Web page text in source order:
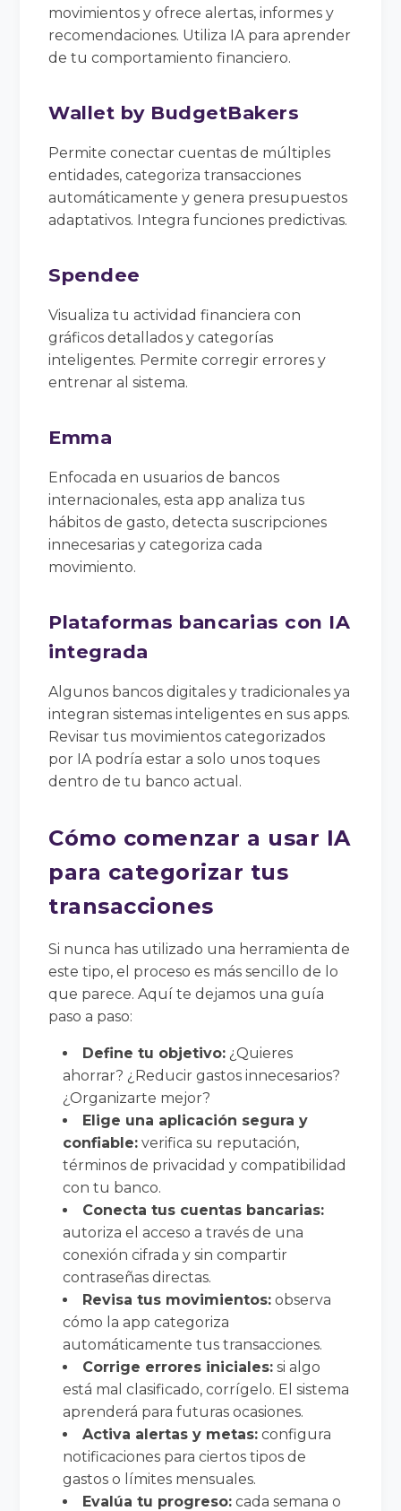
movimientos y ofrece alertas, informes y
recomendaciones. Utiliza IA para aprender
de tu comportamiento financiero.
Wallet by BudgetBakers
Permite conectar cuentas de múltiples
entidades, categoriza transacciones
automáticamente y genera presupuestos
adaptativos. Integra funciones predictivas.
Spendee
Visualiza tu actividad financiera con
gráficos detallados y categorías
inteligentes. Permite corregir errores y
entrenar al sistema.
Emma
Enfocada en usuarios de bancos
internacionales, esta app analiza tus
hábitos de gasto, detecta suscripciones
innecesarias y categoriza cada
movimiento.
Plataformas bancarias con IA
integrada
Algunos bancos digitales y tradicionales ya
integran sistemas inteligentes en sus apps.
Revisar tus movimientos categorizados
por IA podría estar a solo unos toques
dentro de tu banco actual.
Cómo comenzar a usar IA
para categorizar tus
transacciones
Si nunca has utilizado una herramienta de
este tipo, el proceso es más sencillo de lo
que parece. Aquí te dejamos una guía
paso a paso:
Define tu objetivo: ¿Quieres
ahorrar? ¿Reducir gastos innecesarios?
¿Organizarte mejor?
Elige una aplicación segura y
confiable: verifica su reputación,
términos de privacidad y compatibilidad
con tu banco.
Conecta tus cuentas bancarias:
autoriza el acceso a través de una
conexión cifrada y sin compartir
contraseñas directas.
Revisa tus movimientos: observa
cómo la app categoriza
automáticamente tus transacciones.
Corrige errores iniciales: si algo
está mal clasificado, corrígelo. El sistema
aprenderá para futuras ocasiones.
Activa alertas y metas: configura
notificaciones para ciertos tipos de
gastos o límites mensuales.
Evalúa tu progreso: cada semana o